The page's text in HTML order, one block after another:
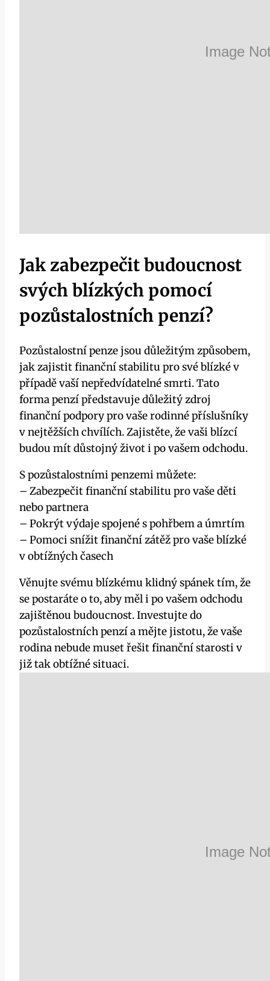
Jak zabezpečit budoucnost
svých blízkých pomocí
pozůstalostních penzí?
Pozůstalostní penze jsou důležitým způsobem,
jak zajistit finanční stabilitu pro své blízké v
případě vaší nepředvídatelné smrti. Tato
forma penzí představuje důležitý zdroj
finanční podpory pro vaše rodinné příslušníky
v nejtěžších chvílích. Zajistěte, že vaši blízcí
budou mít důstojný život i po vašem odchodu.
S pozůstalostními penzemi můžete:
– Zabezpečit finanční stabilitu pro vaše děti
nebo partnera
– Pokrýt výdaje spojené s pohřbem a úmrtím
– Pomoci snížit finanční zátěž pro vaše blízké
v obtížných časech
Věnujte svému blízkému klidný spánek tím, že
se postaráte o to, aby měl i po vašem odchodu
zajištěnou budoucnost. Investujte do
pozůstalostních penzí a mějte jistotu, že vaše
rodina nebude muset řešit finanční starosti v
již tak obtížné situaci.